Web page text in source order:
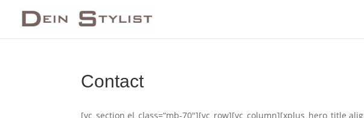
Contact
[vc_section el_class=“mb-70″][vc_row][vc_column][xplus_hero_title